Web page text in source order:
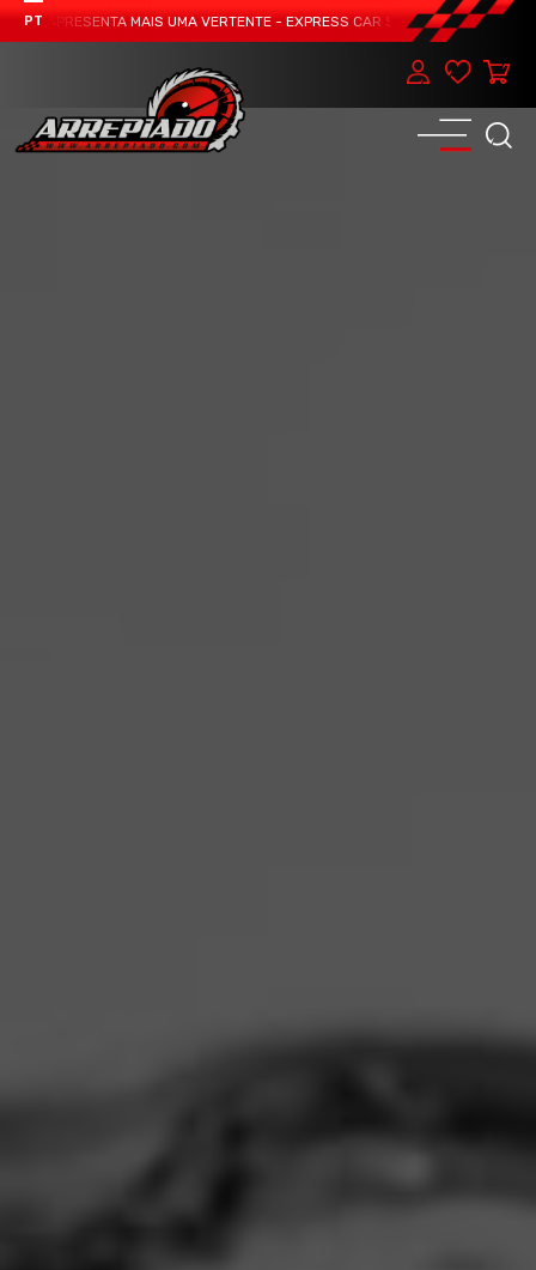
PT
APRESENTA MAIS UMA VERTENTE - EXPRESS CAR SERVICE, MANUTENÇÃO